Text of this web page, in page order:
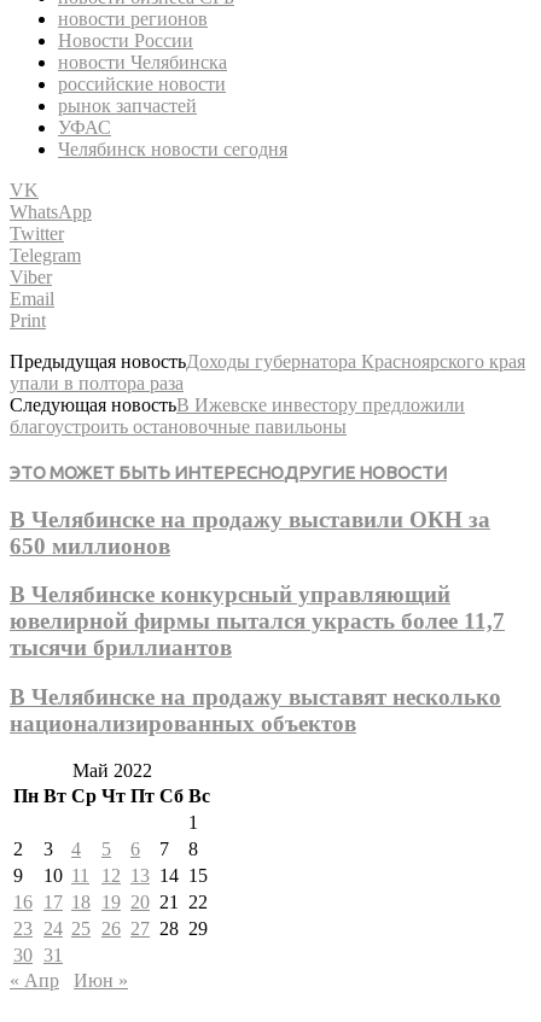
новости регионов
Новости России
новости Челябинска
российские новости
рынок запчастей
УФАС
Челябинск новости сегодня
VK
WhatsApp
Twitter
Telegram
Viber
Email
Print
Предыдущая новостьДоходы губернатора Красноярского края
упали в полтора раза
Следующая новостьВ Ижевске инвестору предложили
благоустроить остановочные павильоны
ЭТО МОЖЕТ БЫТЬ ИНТЕРЕСНОДРУГИЕ НОВОСТИ
В Челябинске на продажу выставили ОКН за
650 миллионов
В Челябинске конкурсный управляющий
ювелирной фирмы пытался украсть более 11,7
тысячи бриллиантов
В Челябинске на продажу выставят несколько
национализированных объектов
Май 2022
Пн Вт Ср Чт Пт Сб Вс
1
2
3 4 5 6 7
8
9
10 11 12 13 14 15
16 17 18 19 20 21
22
23 24 25 26 27 28 29
30 31
« Апр
Июн »